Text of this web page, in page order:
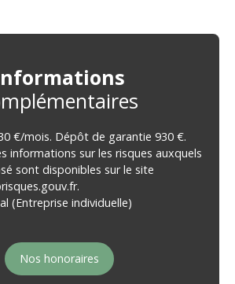
€/mois. Dépôt de garantie 930 €.
informations sur les risques auxquels
sont disponibles sur le site
(Entreprise individuelle)
Nos honoraires